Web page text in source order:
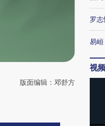
版面编辑：邓舒方
罗志
易峘
视频